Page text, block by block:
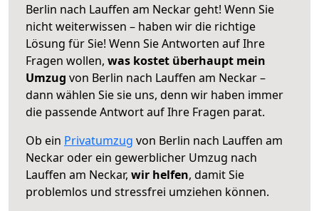
Berlin nach Lauffen am Neckar geht! Wenn Sie
nicht weiterwissen – haben wir die richtige
Lösung für Sie! Wenn Sie Antworten auf Ihre
Fragen wollen, was kostet überhaupt mein
Umzug von Berlin nach Lauffen am Neckar –
dann wählen Sie sie uns, denn wir haben immer
die passende Antwort auf Ihre Fragen parat.
Ob ein Privatumzug von Berlin nach Lauffen am
Neckar oder ein gewerblicher Umzug nach
Lauffen am Neckar, wir helfen, damit Sie
problemlos und stressfrei umziehen können.